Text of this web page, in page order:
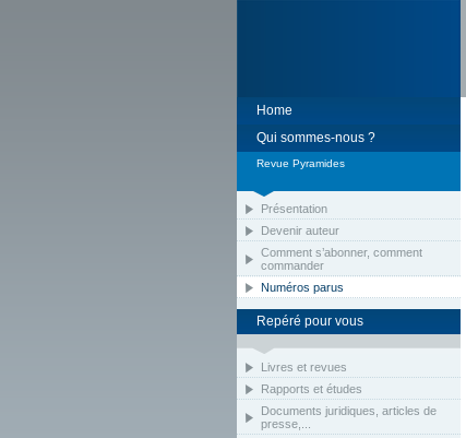
Home
Qui sommes-nous ?
Revue Pyramides
Présentation
Devenir auteur
Comment s’abonner, comment
commander
Numéros parus
Repéré pour vous
Livres et revues
Rapports et études
Documents juridiques, articles de
presse,...